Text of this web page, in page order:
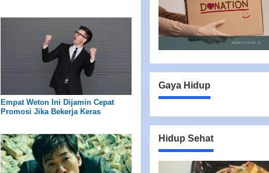
Empat Weton Ini Dijamin Cepat
Promosi Jika Bekerja Keras
Gaya Hidup
Hidup Sehat